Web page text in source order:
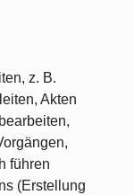
z. B.
Akten
führen
(Erstellung